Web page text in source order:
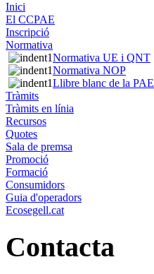
Inici
El CCPAE
Inscripció
Normativa
Normativa UE i QNT
Normativa NOP
Llibre blanc de la PAE
Tràmits
Tràmits en línia
Recursos
Quotes
Sala de premsa
Promoció
Formació
Consumidors
Guia d'operadors
Ecosegell.cat
Contacta